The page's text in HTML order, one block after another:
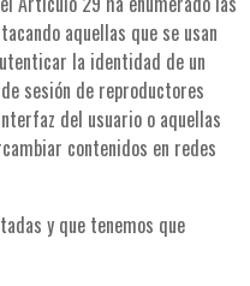
aquellas que se usan
la identidad de un
sesión de reproductores
del usuario o aquellas
contenidos en redes
y que tenemos que